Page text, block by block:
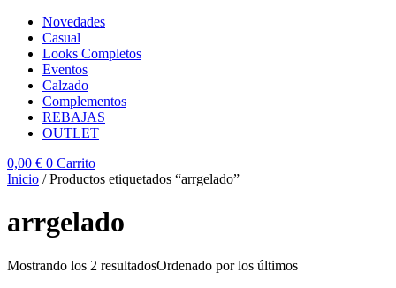
Novedades
Casual
Looks Completos
Eventos
Calzado
Complementos
REBAJAS
OUTLET
0,00 € 0 Carrito
Inicio / Productos etiquetados “arrgelado”
arrgelado
Mostrando los 2 resultadosOrdenado por los últimos